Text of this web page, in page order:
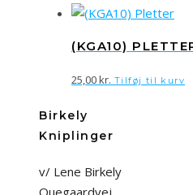
(KGA10)
25,00kr. Tilføj til kurv
Birkely
Kniplinger
v/ Lene Birkely
Ouegaardvej